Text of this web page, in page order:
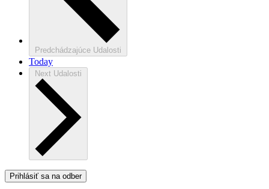
Predchádzajúce Udalosti
Today
Next Udalosti
Prihlásiť sa na odber